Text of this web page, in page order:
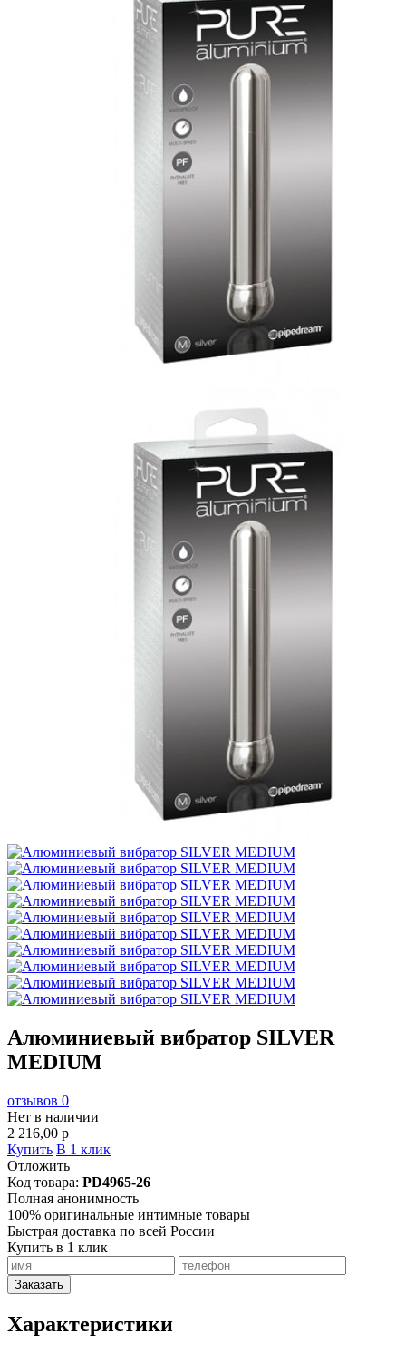
Алюминиевый вибратор SILVER
MEDIUM
отзывов 0
Нет в наличии
2 216,00 p
Купить В 1 клик
Отложить
Код товара: PD4965-26
Полная анонимность
100% оригинальные интимные товары
Быстрая доставка по всей России
Купить в 1 клик
Заказать
Характеристики